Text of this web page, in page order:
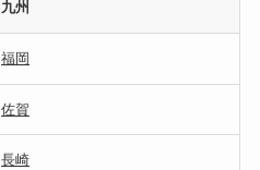
九州
福岡
佐賀
長崎